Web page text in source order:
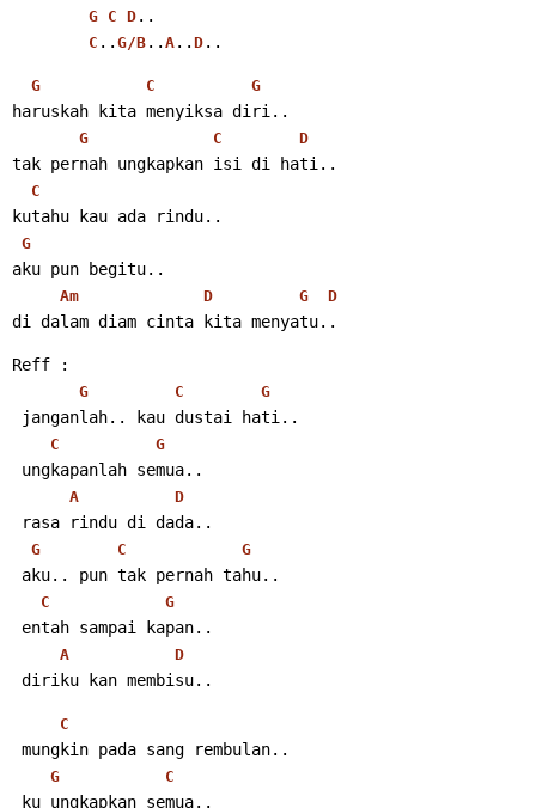
G C D ..
C .. G/B .. A .. D ..
G C G
haruskah kita menyiksa diri..
G C D
tak pernah ungkapkan isi di hati..
C
kutahu kau ada rindu..
G
aku pun begitu..
Am D G D
di dalam diam cinta kita menyatu..
Reff :
G C G
janganlah.. kau dustai hati..
C G
ungkapanlah semua..
A D
rasa rindu di dada..
G C G
aku.. pun tak pernah tahu..
C G
entah sampai kapan..
A D
diriku kan membisu..
C
mungkin pada sang rembulan..
G C
ku ungkapkan semua..